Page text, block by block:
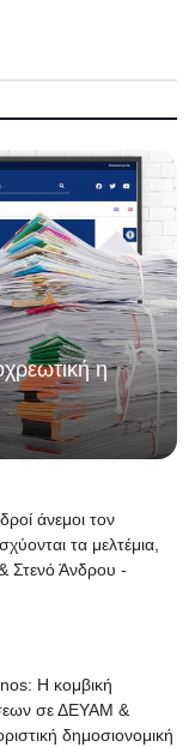
η
άνεμοι τον
τα μελτέμια,
Στενό Άνδρου -
Η κομβική
σε ΔΕΥΑΜ &
δημοσιονομική